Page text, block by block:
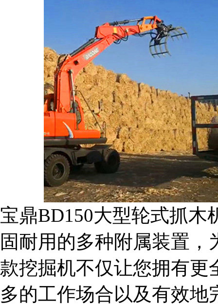
宝鼎BD150大型轮式抓
固耐用的多种附属装置
款挖掘机不仅让您拥有更
多的工作场合以及有效